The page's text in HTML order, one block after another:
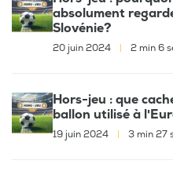
absolument
Slovénie?
20 juin 2024 2 min 6
Hors-jeu : que
ballon utilisé à
19 juin 2024 3 min 27